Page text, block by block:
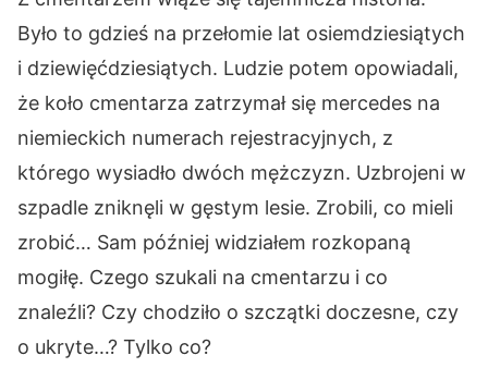
Było to gdzieś na przełomie lat osiemdziesiątych
i dziewięćdziesiątych. Ludzie potem opowiadali,
że koło cmentarza zatrzymał się mercedes na
niemieckich numerach rejestracyjnych, z
którego wysiadło dwóch mężczyzn. Uzbrojeni w
szpadle zniknęli w gęstym lesie. Zrobili, co mieli
zrobić… Sam później widziałem rozkopaną
mogiłę. Czego szukali na cmentarzu i co
znaleźli? Czy chodziło o szczątki doczesne, czy
o ukryte…? Tylko co?